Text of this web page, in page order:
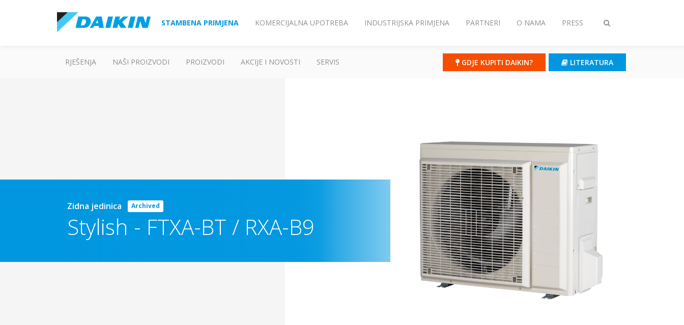
Toggle
STAMBENA PRIMJENA KOMERCIJALNA UPOTREBA INDUSTRIJSKA PRIMJENA PARTNERI O NAMA PRESS
RJEŠENJA NAŠI PROIZVODI PROIZVODI AKCIJE I NOVOSTI SERVIS GDJE KUPITI DAIKIN? LITERATURA
Zidna jedinica Archived
Stylish - FTXA-BT / RXA-B9